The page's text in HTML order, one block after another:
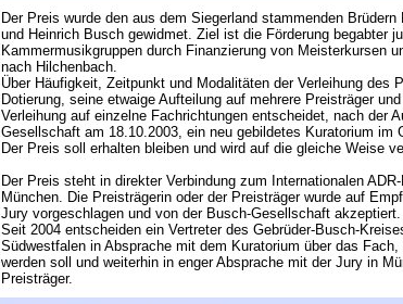
Der Preis wurde den aus dem Siegerland stammenden
und Heinrich Busch gewidmet. Ziel ist die Förderung begabter
Kammermusikgruppen durch Finanzierung von Meisterkursen
nach Hilchenbach.
Über Häufigkeit, Zeitpunkt und Modalitäten der Verleihung des
Dotierung, seine etwaige Aufteilung auf mehrere Preisträger
Verleihung auf einzelne Fachrichtungen entscheidet, nach der
Gesellschaft am 18.10.2003, ein neu gebildetes Kuratorium im
Der Preis soll erhalten bleiben und wird auf die gleiche Weise
Der Preis steht in direkter Verbindung zum Internationalen
München. Die Preisträgerin oder der Preisträger wurde auf
Jury vorgeschlagen und von der Busch-Gesellschaft akzeptiert.
Seit 2004 entscheiden ein Vertreter des Gebrüder-Busch-
Südwestfalen in Absprache mit dem Kuratorium über das
werden soll und weiterhin in enger Absprache mit der Jury in
Preisträger.